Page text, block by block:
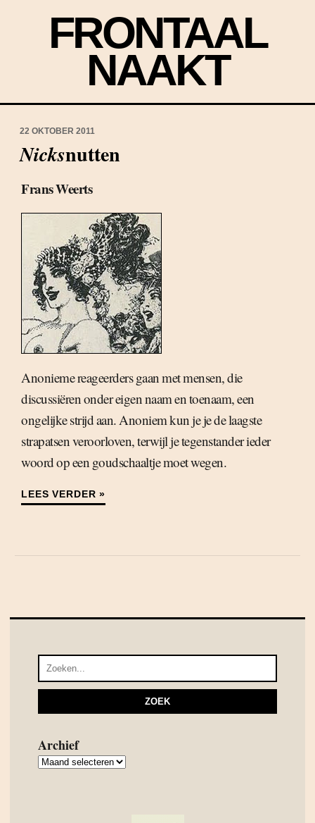
FRONTAAL
NAAKT
22 OKTOBER 2011
Nicksnutten
Frans Weerts
Anonieme reageerders gaan met mensen, die
discussiëren onder eigen naam en toenaam, een
ongelijke strijd aan. Anoniem kun je je de laagste
strapatsen veroorloven, terwijl je tegenstander ieder
woord op een goudschaaltje moet wegen.
LEES VERDER »
Archief
Archief